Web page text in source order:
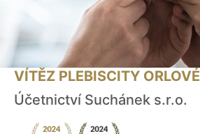
VÍTĚZ PLEBISCITY ORLOVÉ
Účetnictví Suchánek s.r.o.